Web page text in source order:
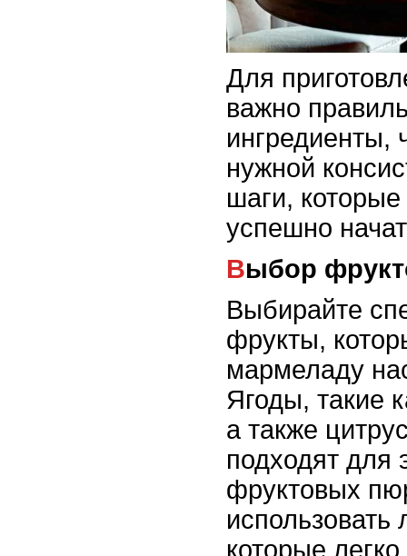
Для
важно
ингредиенты,
нужной
шаги,
успешно
Выбор
Выбирайте
фрукты,
мармеладу
Ягоды, такие
а также
подходят для
фруктовых
которые